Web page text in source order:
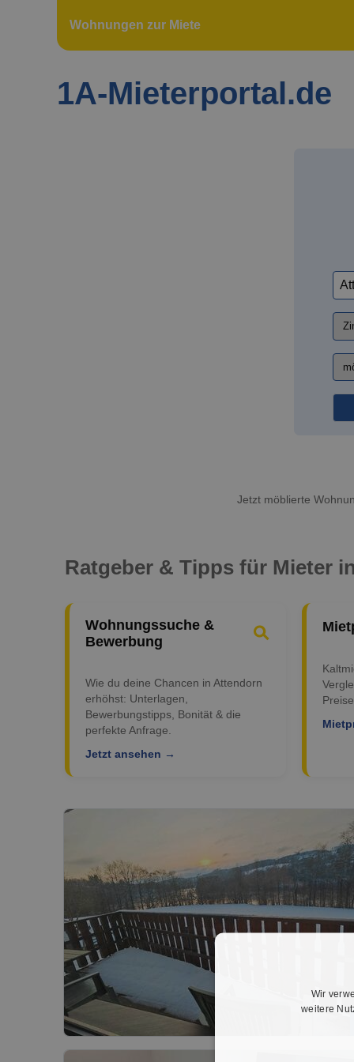
Wohnungen zur Miete
1A-Mieterportal.de
Jetzt möblierte
Ratgeber & Tipps für Mieter
Wohnungssuche &
Bewerbung
Wie du deine Chancen in Attendorn
erhöhst: Unterlagen,
Bewerbungstipps, Bonität & die
perfekte Anfrage.
Jetzt ansehen →
Wir
weitere